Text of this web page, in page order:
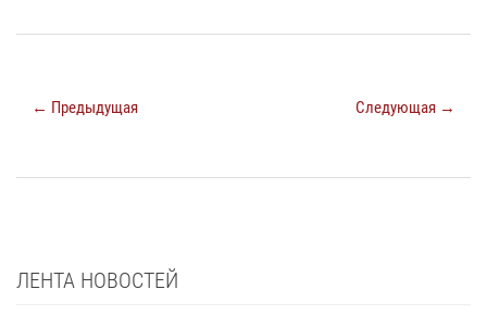
← Предыдущая Следующая →
ЛЕНТА НОВОСТЕЙ